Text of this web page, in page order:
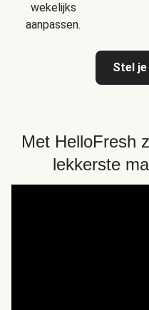
wekelijks
aanpassen.
Stel je
Met HelloFresh
lekkerste